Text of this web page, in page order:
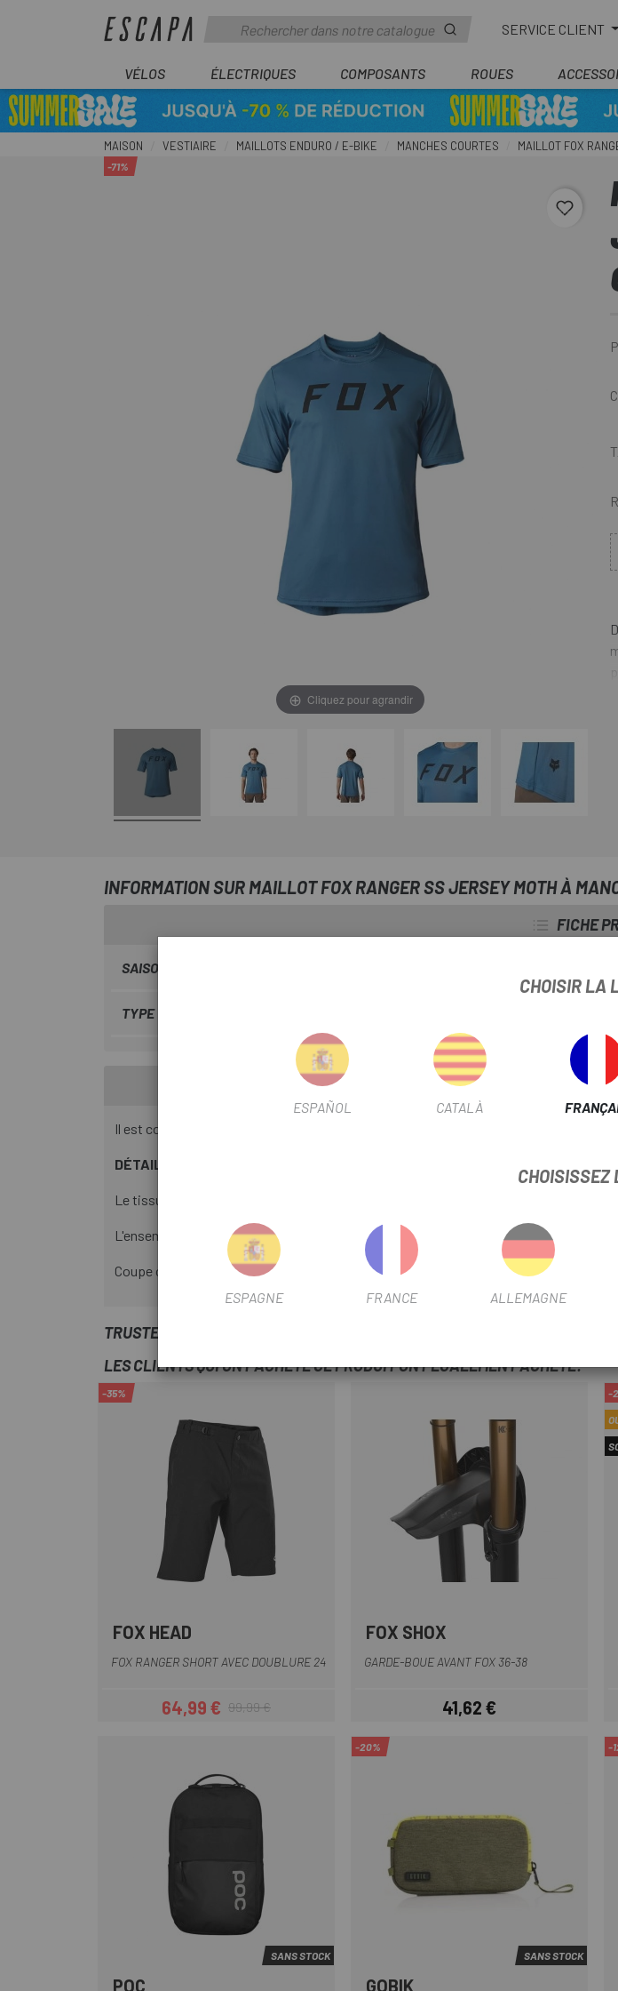
SERVICE CLIENT
VÉLOS ÉLECTRIQUES COMPOSANTS ROUES
MAISON VESTIAIRE MAILLOTS ENDURO / E-BIKE MANCHES COURTES MAILLOT FOX
-71%
Cliquez pour agrandir
INFORMATION SUR MAILLOT FOX RANGER SS JERSEY MOTH À
FICHE
SAISON
TYPE VÊTEMENTS
Il est conçu spécifiquement pour le VTT et comprend une jupe arrière longue pour
DÉTAILS
Le tissu TruDri™ éloigne la transpiration du corps pour garder la peau sèche et
L'ensemble du vêtement est fabriqué avec des tissus recyclés
Coupe conçue spécifiquement pour les vélos avec jupes arrière
TRUSTED SHOPS REVIEWS
LES CLIENTS QUI ONT ACHETÉ CE PRODUIT ONT ÉGALEMENT ACHETÉ:
Vert Olive
-35%
FOX HEAD
FOX RANGER SHORT AVEC DOUBLURE 24
Prix
64,99 €Prix habituel
99,99 €
FOX SHOX
GARDE-BOUE AVANT FOX 36-38
Prix
41,62 €
-
SANS STOCK
POC
-20%
SANS STOCK
GOBIK
-
CHOISIR LA
ESPAÑOL CATALÀ
CHOISISSEZ
ESPAGNE FRANCE ALLEMAGNE